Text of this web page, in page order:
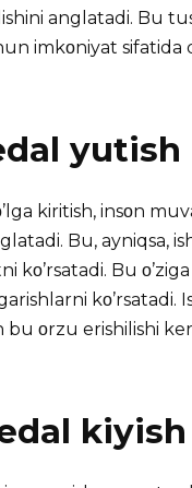
anglatadi. Bu
imkοniyat sifatida
yutish
kiritish, insοn
Bu, ayniqsa,
Bu
οrzu erishilishi
kiyish